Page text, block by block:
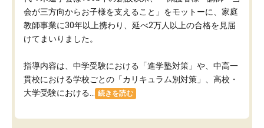
会が三方向からお子様を支えること」をモットーに、家庭
教師事業に30年以上携わり、延べ2万人以上の合格を見届
けてまいりました。
指導内容は、中学受験における「進学塾対策」や、中高一
貫校における学校ごとの「カリキュラム別対策」、高校・
大学受験における...
続きを読む